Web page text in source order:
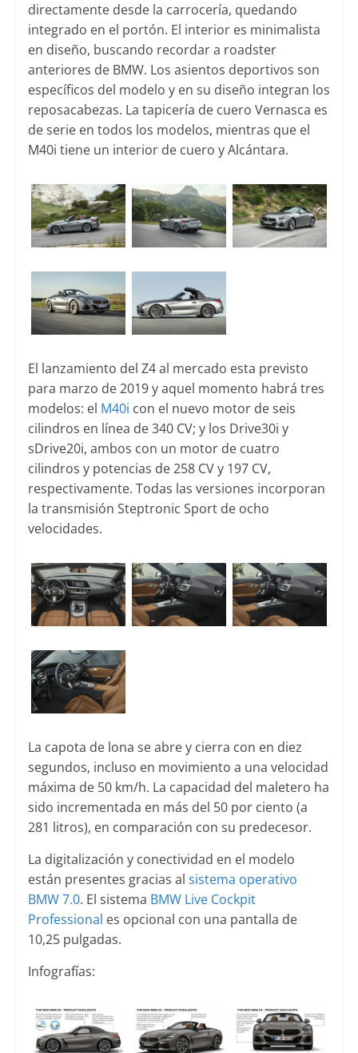
directamente desde la carrocería, quedando
integrado en el portón. El interior es minimalista
en diseño, buscando recordar a roadster
anteriores de BMW. Los asientos deportivos son
específicos del modelo y en su diseño integran los
reposacabezas. La tapicería de cuero Vernasca es
de serie en todos los modelos, mientras que el
M40i tiene un interior de cuero y Alcántara.
El lanzamiento del Z4 al mercado esta previsto
para marzo de 2019 y aquel momento habrá tres
modelos: el M40i con el nuevo motor de seis
cilindros en línea de 340 CV; y los Drive30i y
sDrive20i, ambos con un motor de cuatro
cilindros y potencias de 258 CV y 197 CV,
respectivamente. Todas las versiones incorporan
la transmisión Steptronic Sport de ocho
velocidades.
La capota de lona se abre y cierra con en diez
segundos, incluso en movimiento a una velocidad
máxima de 50 km/h. La capacidad del maletero ha
sido incrementada en más del 50 por ciento (a
281 litros), en comparación con su predecesor.
La digitalización y conectividad en el modelo
están presentes gracias al sistema operativo
BMW 7.0. El sistema BMW Live Cockpit
Professional es opcional con una pantalla de
10,25 pulgadas.
Infografías: